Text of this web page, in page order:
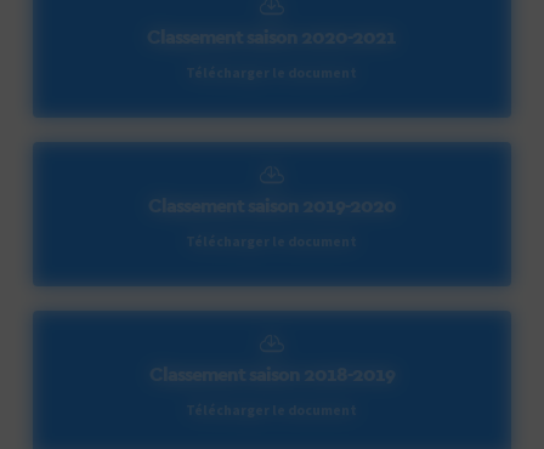
Classement saison 2020-2021
Classement saison 2019-2020
Classement saison 2018-2019